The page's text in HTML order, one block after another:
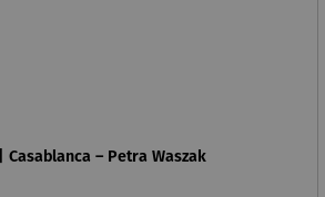
Casablanca – Petra Waszak